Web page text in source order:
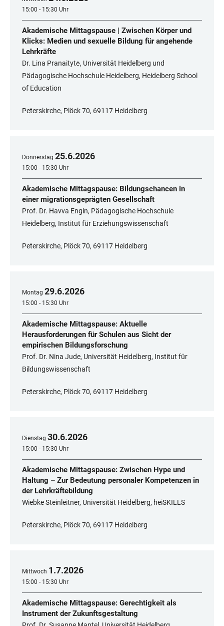
15:00 - 15:30 Uhr
Akademische Mittagspause | Zwischen Körper und
Klicks: Medien und sexuelle Bildung für angehende
Lehrkräfte
Dr. Lina Pranaitytė, Universität Heidelberg und
Pädagogische Hochschule Heidelberg, Heidelberg School
of Education
Peterskirche, Plöck 70, 69117 Heidelberg
Donnerstag 25.6.2026
15:00 - 15:30 Uhr
Akademische Mittagspause: Bildungschancen in
einer migrationsgeprägten Gesellschaft
Prof. Dr. Havva Engin, Pädagogische Hochschule
Heidelberg, Institut für Erziehungswissenschaft
Peterskirche, Plöck 70, 69117 Heidelberg
Montag 29.6.2026
15:00 - 15:30 Uhr
Akademische Mittagspause: Aktuelle
Herausforderungen für Schulen aus Sicht der
empirischen Bildungsforschung
Prof. Dr. Nina Jude, Universität Heidelberg, Institut für
Bildungswissenschaft
Peterskirche, Plöck 70, 69117 Heidelberg
Dienstag 30.6.2026
15:00 - 15:30 Uhr
Akademische Mittagspause: Zwischen Hype und
Haltung – Zur Bedeutung personaler Kompetenzen in
der Lehrkräftebildung
Wiebke Steinleitner, Universität Heidelberg, heiSKILLS
Peterskirche, Plöck 70, 69117 Heidelberg
Mittwoch 1.7.2026
15:00 - 15:30 Uhr
Akademische Mittagspause: Gerechtigkeit als
Instrument der Zukunftsgestaltung